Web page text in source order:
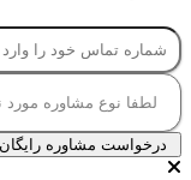
درخواست مشاوره رایگان